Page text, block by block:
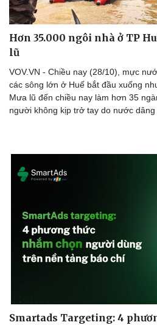
Hơn 35.000 ngôi nhà ở TP
lũ
VOV.VN - Chiều nay (28/10), mực
các sông lớn ở Huế bắt đầu xuống
Mưa lũ đến chiều nay làm hơn 35
người không kịp trở tay do nước dâng
Smartads Targeting: 4